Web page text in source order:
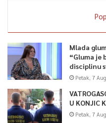
Mlada
“Gluma je
disciplinu
Petak, 7
U KONJIC
Petak, 7